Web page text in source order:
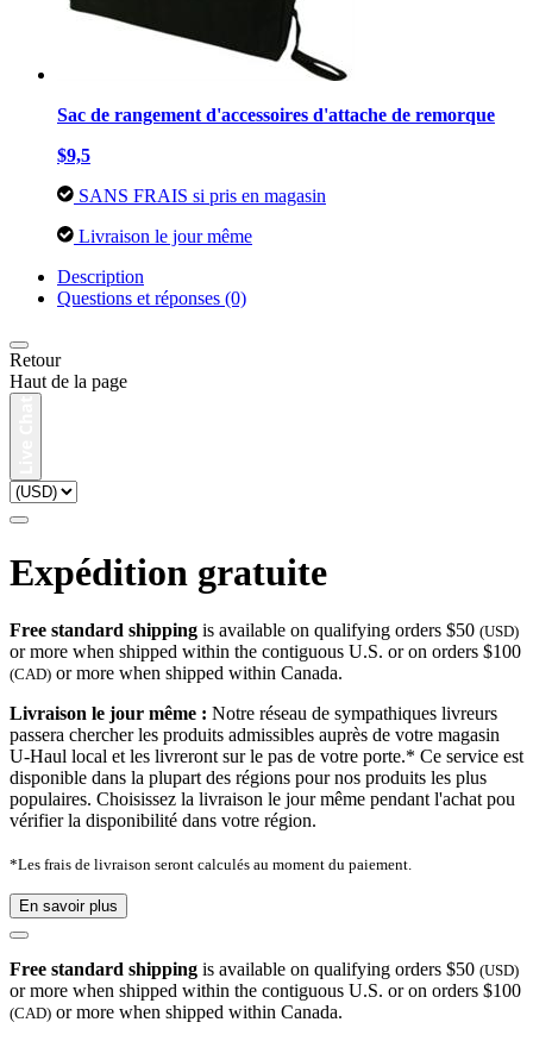
Sac de rangement d'accessoires d'attache de remorque
$9,5
SANS FRAIS si pris en magasin
Livraison le jour même
Description
Questions et réponses (0)
Retour
Haut de la page
Expédition gratuite
Free standard shipping is available on qualifying orders $50 (USD)
or more when shipped within the contiguous U.S. or on orders $100
(CAD) or more when shipped within Canada.
Livraison le jour même : Notre réseau de sympathiques livreurs
passera chercher les produits admissibles auprès de votre magasin
U-Haul local et les livreront sur le pas de votre porte.* Ce service est
disponible dans la plupart des régions pour nos produits les plus
populaires. Choisissez la livraison le jour même pendant l'achat pou
vérifier la disponibilité dans votre région.
*Les frais de livraison seront calculés au moment du paiement.
En savoir plus
Free standard shipping is available on qualifying orders $50 (USD)
or more when shipped within the contiguous U.S. or on orders $100
(CAD) or more when shipped within Canada.